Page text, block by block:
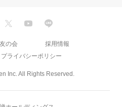
Inc. All Rights Reserved.
友の会
採用情報
プライバシーポリシー